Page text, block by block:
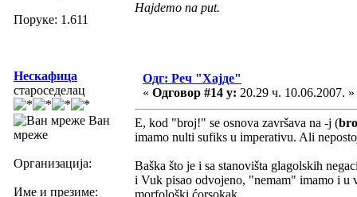
Поруке: 1.611
Hajdemo na put.
Нескафица
староседелац
Ван
мреже
Организација:
Име и презиме:
Одг: Реч "Хајде"
« Одговор #14 у: 20.29 ч. 10.06.2007. »
E, kod "broj!" se osnova završava na -j (
imamo nulti sufiks u imperativu. Ali
Baška što je i sa stanovišta glagolskih
i Vuk pisao odvojeno, "nemam" imamo i u
morfološki ćorsokak.